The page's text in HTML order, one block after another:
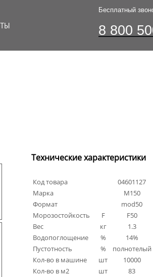
Бесплатный
8 800
Технические характеристики
Код товара
04601127
Марка
М150
Формат
mod50
Морозостойкость
F
F50
Вес
кг
1.3
Водопоглощение
%
14%
Пустотность
%
полнотелый
Кол-во в машине
шт
10000
Кол-во в м2
шт
83